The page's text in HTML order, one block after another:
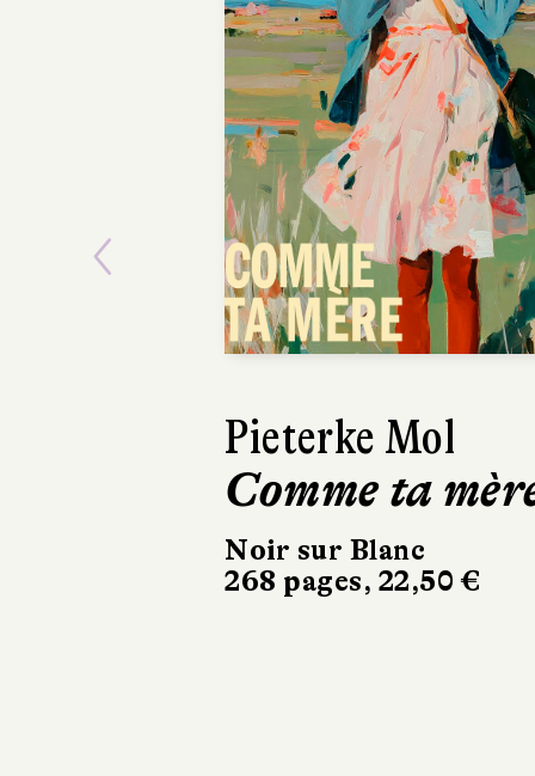
Pieterke Mol
Comme ta
Noir sur Blanc
268 pages, 22,50 €
Ásta
Sigurdardóttir
Dehors,
printemps
Previous